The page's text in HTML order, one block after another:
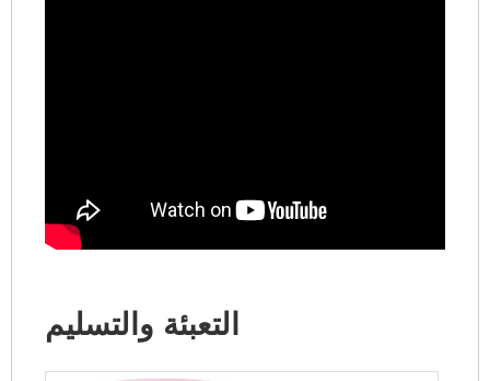
التعبئة والتسليم